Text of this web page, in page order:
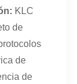
KLC
de
de
de